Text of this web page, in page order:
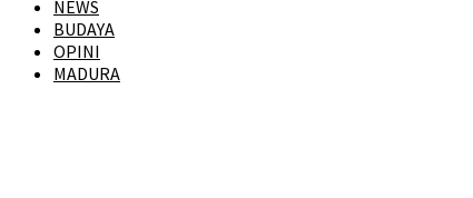
NEWS
BUDAYA
OPINI
MADURA